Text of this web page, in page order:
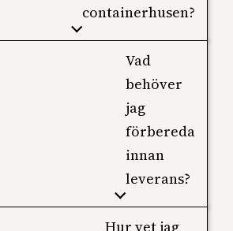
containerhusen?
Vad
behöver
jag
förbereda
innan
leverans?
Hur vet jag